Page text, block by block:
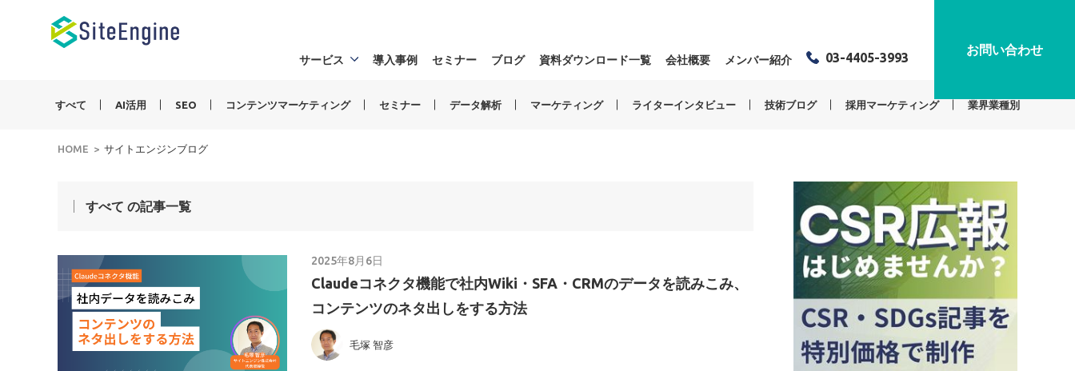
サービス 導入事例 セミナー ブログ 資料ダウンロード一覧 会社概要 メンバー紹介 03-4405-3993
お問い合わせ
すべて AI活用 SEO コンテンツマーケティング セミナー データ解析 マーケティング ライターインタビュー 技術ブログ 採用マーケティング 業界業種別
HOME サイトエンジンブログ
すべて の記事一覧
2025年8月6日
Claudeコネクタ機能で社内Wiki・SFA・CRMのデータを読みこみ、
コンテンツのネタ出しをする方法
毛塚 智彦